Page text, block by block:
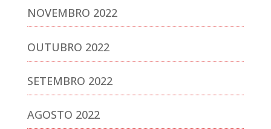
NOVEMBRO 2022
OUTUBRO 2022
SETEMBRO 2022
AGOSTO 2022